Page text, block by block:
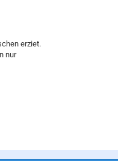
erziet.
nur